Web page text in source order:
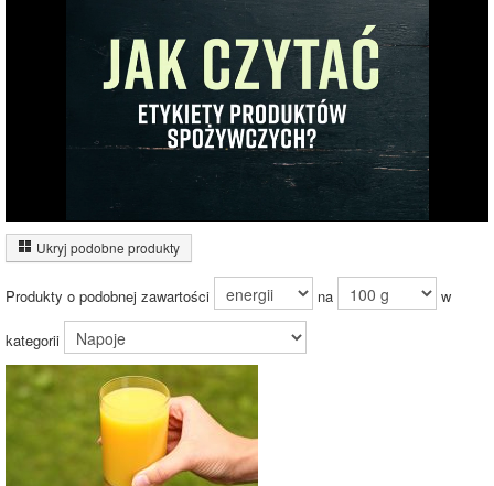
Pozostałe (90%)
węglowodanów
(99%)
Czas potrzebny na spalenie porcji ze zdjęcia
wadze
kg -zobacz dla swojej wagi
Ukryj podobne produkty
Produkty o podobnej zawartości na w
kategorii